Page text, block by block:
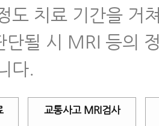
도 치료 기간을 거
단될 시 MRI 등의
다.
교통사고 MRI검사